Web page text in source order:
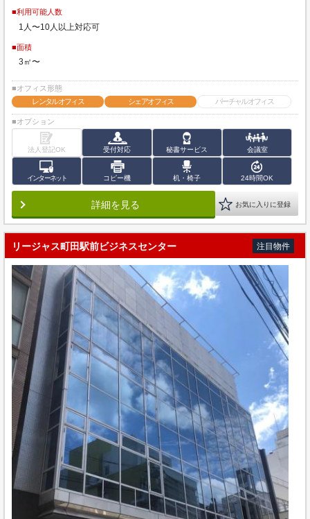
■利用可能人数
1人〜10人以上対応可
■面積
3㎡〜
■オフィス形態
レンタルオフィス
シェアオフィス バーチャルオフィス
■オプション
法人登記OK 受付対応 秘書サービス 会議室
インターネット コピー機 机・椅子 24時間OK
詳細を見る お気に入りに登録
リージャス町田駅前ビジネスセンター 注目物件